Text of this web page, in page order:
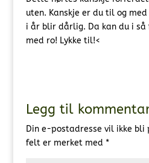
uten. Kanskje er du til og
i år blir dårlig. Da kan du i
med ro! Lykke til!<
Legg til
Din e-postadresse vil ikke bli
felt er merket med *